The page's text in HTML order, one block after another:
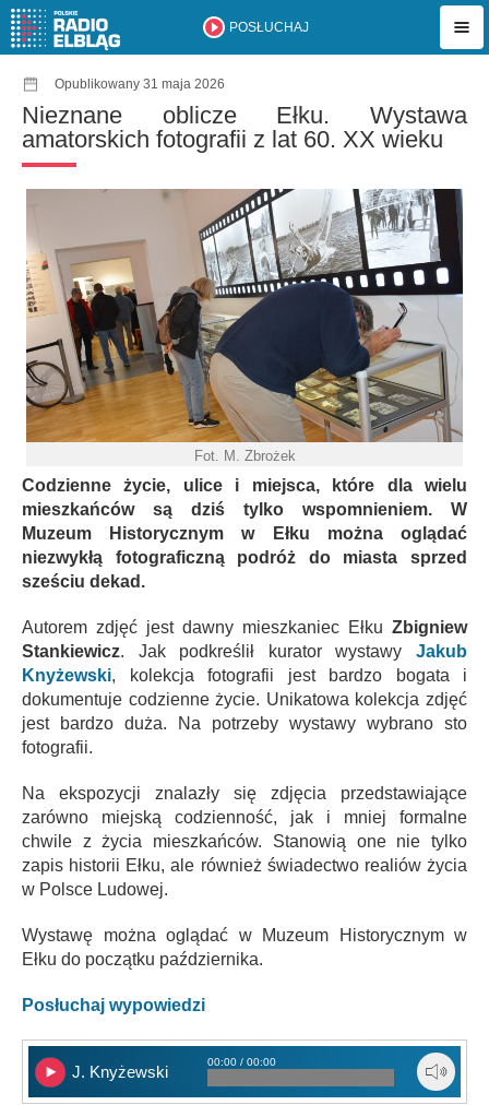
POSŁUCHAJ
Opublikowany 31 maja 2026
Nieznane oblicze Ełku. Wystawa
amatorskich fotografii z lat 60. XX wieku
Fot. M. Zbrożek
Codzienne życie, ulice i miejsca, które dla wielu
mieszkańców są dziś tylko wspomnieniem. W
Muzeum Historycznym w Ełku można oglądać
niezwykłą fotograficzną podróż do miasta sprzed
sześciu dekad.
Autorem zdjęć jest dawny mieszkaniec Ełku Zbigniew
Stankiewicz. Jak podkreślił kurator wystawy Jakub
Knyżewski, kolekcja fotografii jest bardzo bogata i
dokumentuje codzienne życie. Unikatowa kolekcja zdjęć
jest bardzo duża. Na potrzeby wystawy wybrano sto
fotografii.
Na ekspozycji znalazły się zdjęcia przedstawiające
zarówno miejską codzienność, jak i mniej formalne
chwile z życia mieszkańców. Stanowią one nie tylko
zapis historii Ełku, ale również świadectwo realiów życia
w Polsce Ludowej.
Wystawę można oglądać w Muzeum Historycznym w
Ełku do początku października.
Posłuchaj wypowiedzi
J. Knyżewski
00:00 / 00:00